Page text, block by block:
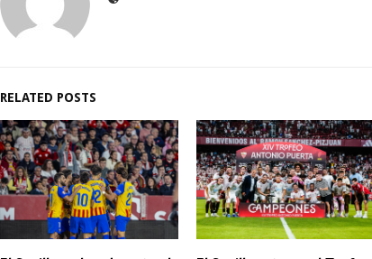
RELATED POSTS